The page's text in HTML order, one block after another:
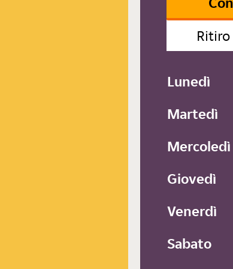
Lunedì
Martedì
Mercoledì
Giovedì
Venerdì
Sabato